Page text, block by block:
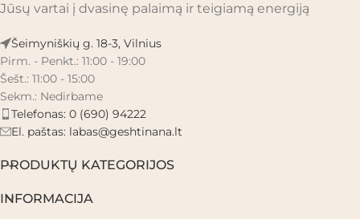
Jūsų vartai į dvasinę palaimą ir teigiamą energiją
Šeimyniškių g. 18-3, Vilnius
Pirm. - Penkt.: 11:00 - 19:00
Šešt.: 11:00 - 15:00
Sekm.: Nedirbame
Telefonas: 0 (690) 94222
El. paštas: labas@geshtinana.lt
PRODUKTŲ KATEGORIJOS
INFORMACIJA